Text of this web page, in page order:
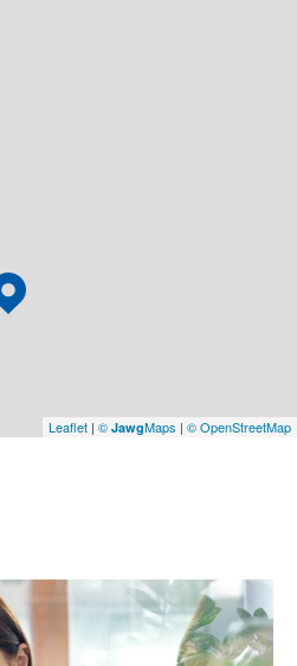
Leaflet | © JawgMaps | © OpenStreetMap